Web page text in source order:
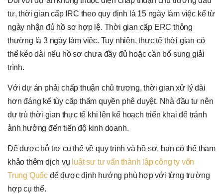
tư, thời gian cấp IRC theo quy định là 15 ngày làm việc kể từ
ngày nhận đủ hồ sơ hợp lệ. Thời gian cấp ERC thông
thường là 3 ngày làm việc. Tuy nhiên, thực tế thời gian có
thể kéo dài nếu hồ sơ chưa đầy đủ hoặc cần bổ sung giải
trình.
Với dự án phải chấp thuận chủ trương, thời gian xử lý dài
hơn đáng kể tùy cấp thẩm quyền phê duyệt. Nhà đầu tư nên
dự trù thời gian thực tế khi lên kế hoạch triển khai để tránh
ảnh hưởng đến tiến độ kinh doanh.
Để được hỗ trợ cụ thể về quy trình và hồ sơ, bạn có thể tham
khảo thêm dịch vụ luật sư tư vấn thành lập công ty vốn
Trung Quốc để được định hướng phù hợp với từng trường
hợp cụ thể.